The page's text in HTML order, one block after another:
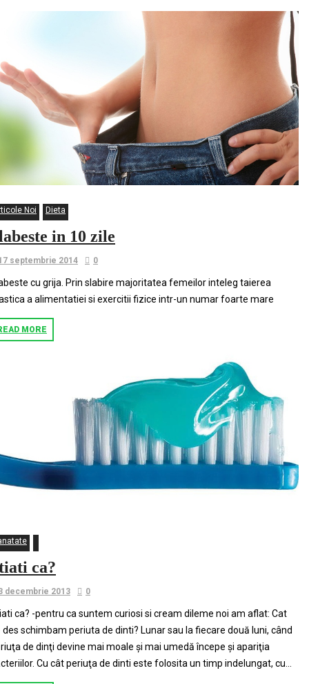
Noi Dieta
in 10 zile
septembrie 2014 0
cu grija. Prin slabire majoritatea femeilor inteleg taierea
a alimentatiei si exercitii fizice intr-un numar foarte mare
MORE
ca?
decembrie 2013 0
ca? -pentru ca suntem curiosi si cream dileme noi am aflat: Cat
des schimbam periuta de dinti? Lunar sau la fiecare două luni, când
de dinţi devine mai moale şi mai umedă începe şi apariţia
Cu cât periuţa de dinti este folosita un timp indelungat, cu...